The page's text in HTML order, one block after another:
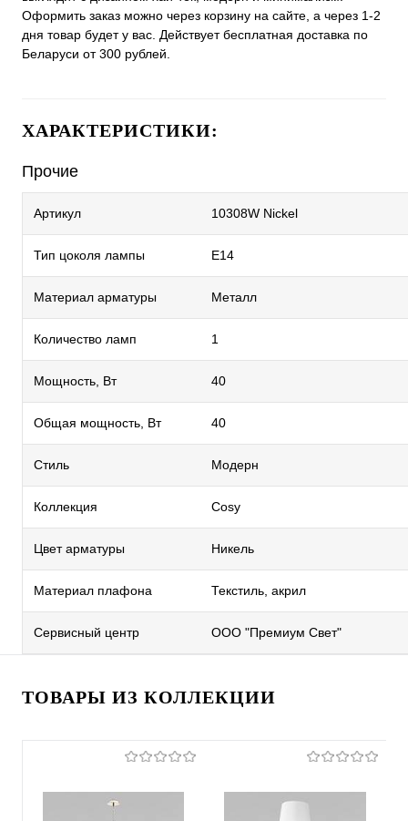
Оформить заказ можно через корзину на сайте, а через 1-2
дня товар будет у вас. Действует бесплатная доставка по
Беларуси от 300 рублей.
ХАРАКТЕРИСТИКИ:
Прочие
Артикул 10308W Nickel
Тип цоколя лампы E14
Материал арматуры Металл
Количество ламп 1
Мощность, Вт 40
Общая мощность, Вт 40
Стиль Модерн
Коллекция Cosy
Цвет арматуры Никель
Материал плафона Текстиль, акрил
Сервисный центр ООО "Премиум Свет"
ТОВАРЫ ИЗ КОЛЛЕКЦИИ